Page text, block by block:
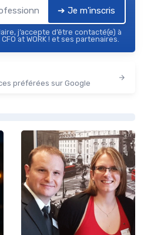
➔ Je m'inscris
j’accepte d’être contacté(e) à
at WORK ! et ses partenaires.
préférées sur Google